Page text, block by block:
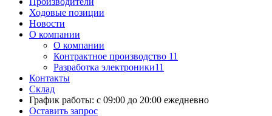
Ходовые позиции
Новости
О компании
О компании
Контрактное производство 11
Разработка электроники11
Контакты
Склад
График работы: с 09:00 до 20:00 ежедневно
Оставить запрос